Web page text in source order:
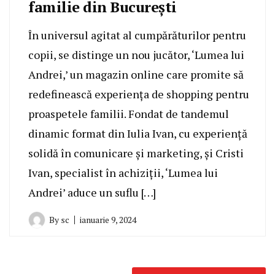
familie din Bucureşti
În universul agitat al cumpărăturilor pentru
copii, se distinge un nou jucător, ‘Lumea lui
Andrei,’ un magazin online care promite să
redefinească experiența de shopping pentru
proaspetele familii. Fondat de tandemul
dinamic format din Iulia Ivan, cu experiență
solidă în comunicare și marketing, și Cristi
Ivan, specialist în achiziții, ‘Lumea lui
Andrei’ aduce un suflu […]
By sc ianuarie 9, 2024